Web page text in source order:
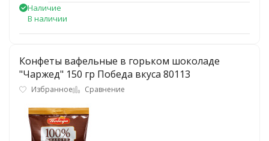
Наличие
В наличии
Конфеты вафельные в горьком шоколаде
"Чаржед" 150 гр Победа вкуса 80113
Избранное Сравнение